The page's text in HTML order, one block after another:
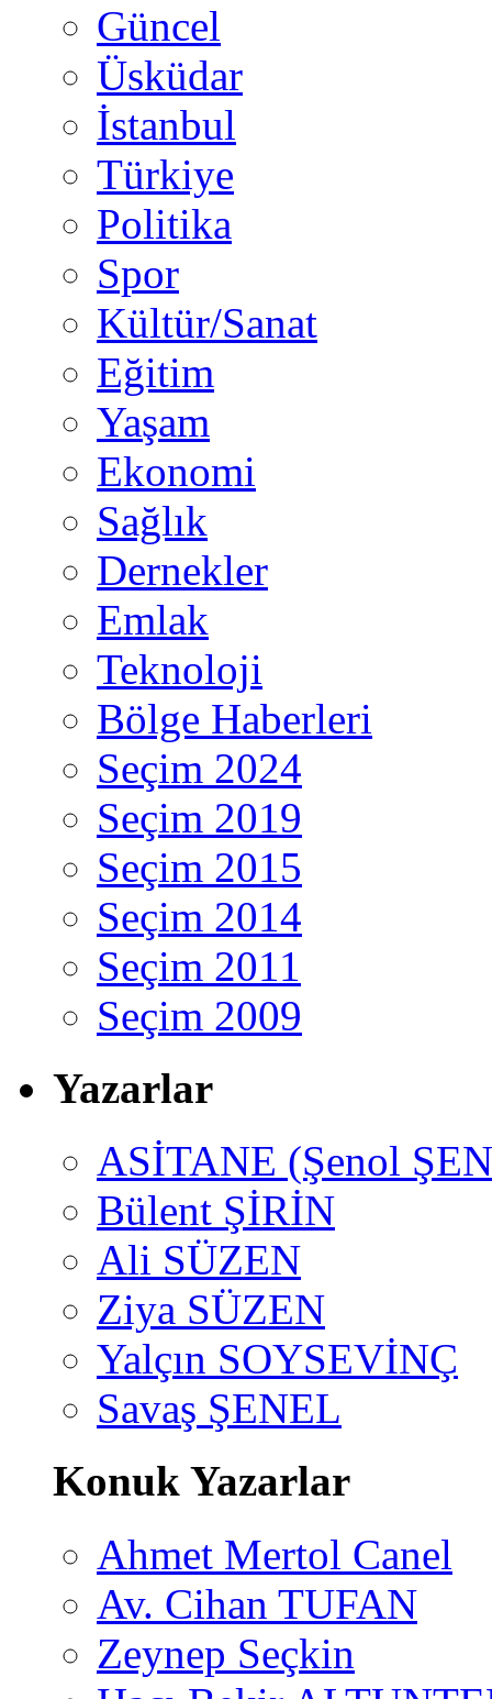
Güncel
Üsküdar
İstanbul
Türkiye
Politika
Spor
Kültür/Sanat
Eğitim
Yaşam
Ekonomi
Sağlık
Dernekler
Emlak
Teknoloji
Bölge Haberleri
Seçim 2024
Seçim 2019
Seçim 2015
Seçim 2014
Seçim 2011
Seçim 2009
Yazarlar
ASİTANE (Şenol
Bülent ŞİRİN
Ali SÜZEN
Ziya SÜZEN
Yalçın SOYSEVİNÇ
Savaş ŞENEL
Konuk Yazarlar
Ahmet Mertol Canel
Av. Cihan TUFAN
Zeynep Seçkin